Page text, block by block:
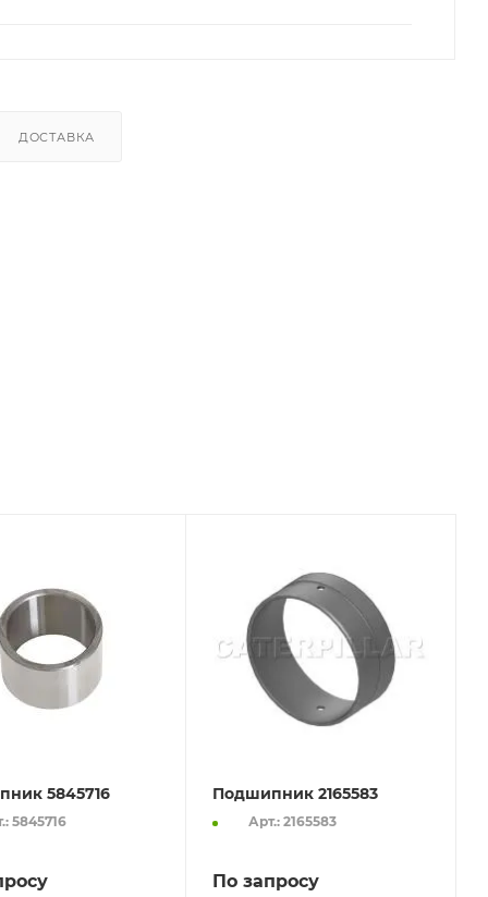
ДОСТАВКА
5845716
5845716
Подшипник 2165583
Арт.: 2165583
По запросу